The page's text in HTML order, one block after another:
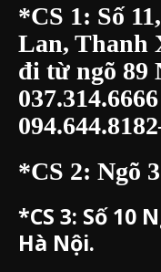
*CS 1: Số
Lan, Thanh
đi từ ngõ 89
037.314.6666
094.644.8182
*CS 2: Ngõ
*CS 3: Số 10
Hà Nội.